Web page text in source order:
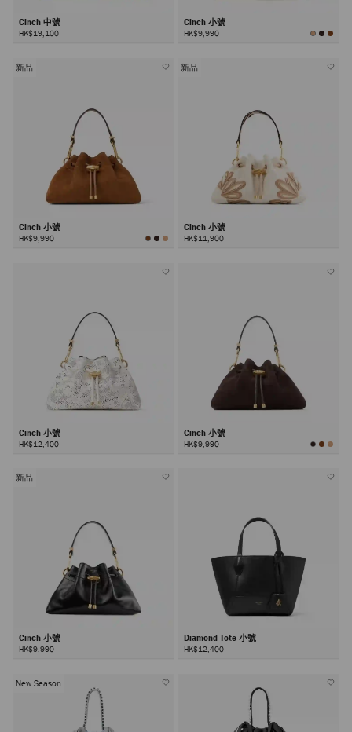
Cinch 中號
HK$19,100
Cinch 小號
HK$9,990
新品
Cinch 小號
HK$9,990
新品
Cinch 小號
HK$11,900
Cinch 小號
HK$12,400
Cinch 小號
HK$9,990
新品
Cinch 小號
HK$9,990
Diamond Tote 小號
HK$12,400
New Season